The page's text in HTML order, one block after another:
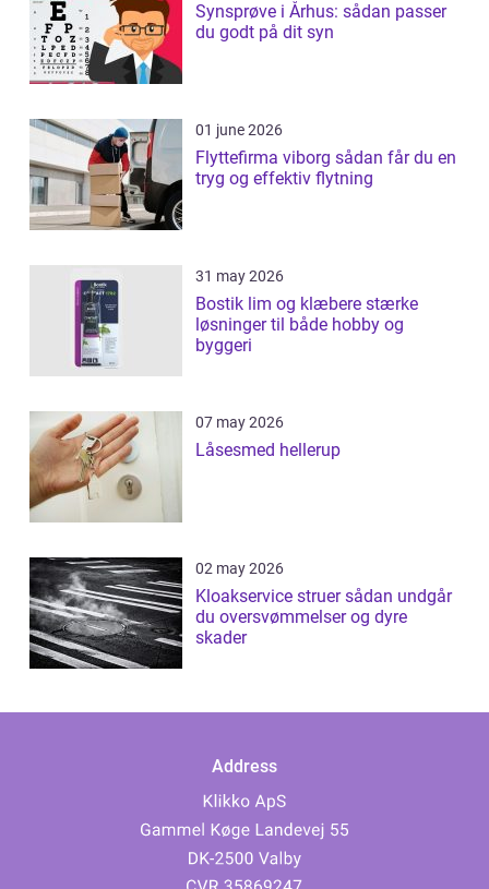
Synsprøve i Århus: sådan passer
du godt på dit syn
01 june 2026
Flyttefirma viborg sådan får du en
tryg og effektiv flytning
31 may 2026
Bostik lim og klæbere stærke
løsninger til både hobby og
byggeri
07 may 2026
Låsesmed hellerup
02 may 2026
Kloakservice struer sådan undgår
du oversvømmelser og dyre
skader
Address